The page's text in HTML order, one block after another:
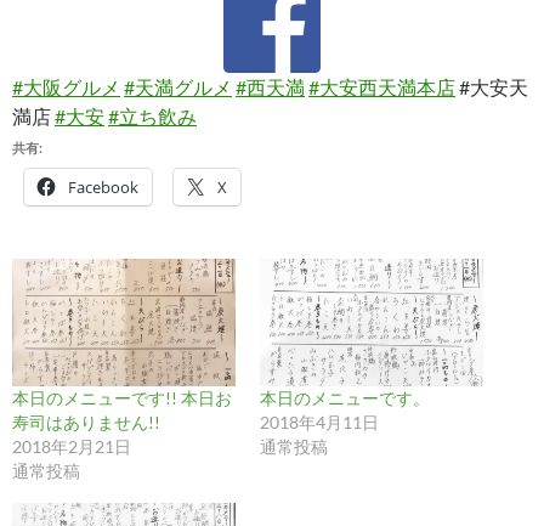
#大阪グルメ #天満グルメ #西天満#大安西天満本店#大安天
満店#大安#立ち飲み
共有:
Facebook X
本日のメニューです!! 本日お
寿司はありません!!
2018年2月21日
通常投稿
本日のメニューです。
2018年4月11日
通常投稿